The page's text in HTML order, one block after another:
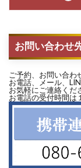
お問い合わせ
ご予約、お問い合わ
お電話、メール、
お気軽にご連絡くだ
お電話の受付時間は